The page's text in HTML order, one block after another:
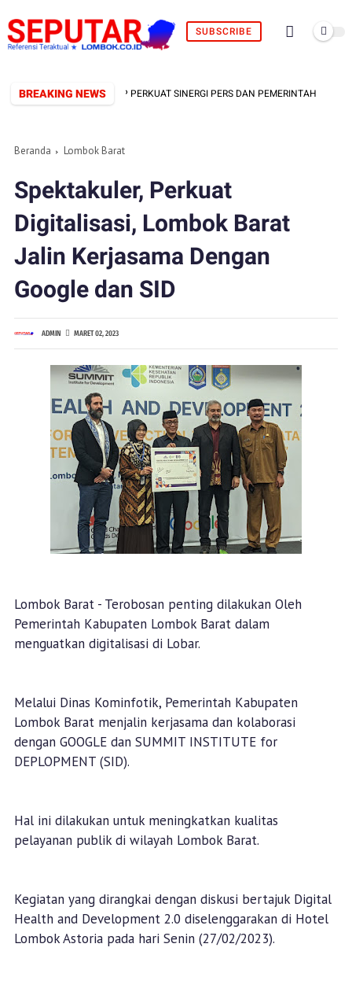
SUBSCRIBE
BREAKING NEWS
TERBENTUK, SIAP PERKUAT SINERGI PERS DAN PEMERINTAH
Beranda Lombok Barat
Spektakuler, Perkuat
Digitalisasi, Lombok Barat
Jalin Kerjasama Dengan
Google dan SID
ADMIN MARET 02, 2023
Lombok Barat - Terobosan penting dilakukan Oleh
Pemerintah Kabupaten Lombok Barat dalam
menguatkan digitalisasi di Lobar.
Melalui Dinas Kominfotik, Pemerintah Kabupaten
Lombok Barat menjalin kerjasama dan kolaborasi
dengan GOOGLE dan SUMMIT INSTITUTE for
DEPLOPMENT (SID).
Hal ini dilakukan untuk meningkatkan kualitas
pelayanan publik di wilayah Lombok Barat.
Kegiatan yang dirangkai dengan diskusi bertajuk Digital
Health and Development 2.0 diselenggarakan di Hotel
Lombok Astoria pada hari Senin (27/02/2023).